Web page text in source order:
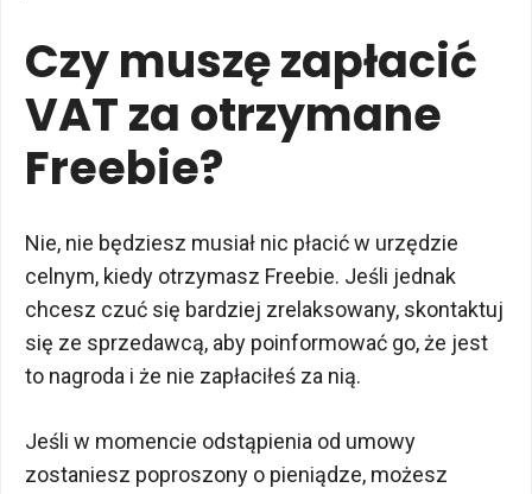
Czy muszę zapłacić
VAT za otrzymane
Freebie?
Nie, nie będziesz musiał nic płacić w urzędzie
celnym, kiedy otrzymasz Freebie. Jeśli jednak
chcesz czuć się bardziej zrelaksowany, skontaktuj
się ze sprzedawcą, aby poinformować go, że jest
to nagroda i że nie zapłaciłeś za nią.
Jeśli w momencie odstąpienia od umowy
zostaniesz poproszony o pieniądze, możesz